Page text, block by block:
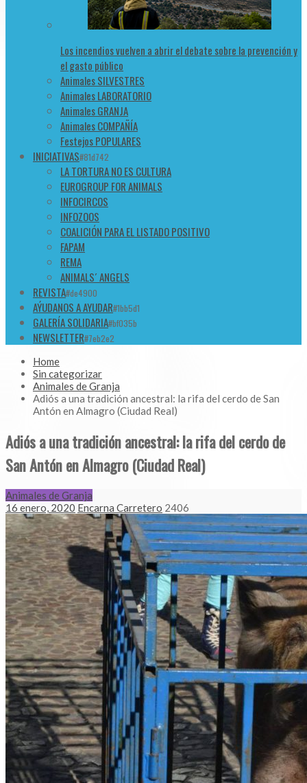
Los incendios vuelven a abrir el debate sobre la prevención y
el gasto público
Animales SILVESTRES
Animales LABORATORIO
Animales GRANJA
Animales COMPAÑÍA
Festejos POPULARES
INICIATIVAS#81d742
LA TORTURA NO ES CULTURA
EUROGROUP FOR ANIMALS
INFOCIRCOS
INFOZOOS
COALICIÓN PARA EL LISTADO POSITIVO
FAPAM
REMA
ANIMALS´ ANGELS
REVISTA#de4900
AÝUDANOS A AYUDAR#1bb5d1
GALERÍA SOLIDARIA#bf035b
NEWSLETTER#7eb2e2
Home
Sin categorizar
Animales de Granja
Adiós a una tradición ancestral: la rifa del cerdo de San
Antón en Almagro (Ciudad Real)
Adiós a una tradición ancestral: la rifa del cerdo de
San Antón en Almagro (Ciudad Real)
Animales de Granja
16 enero, 2020 Encarna Carretero 2406